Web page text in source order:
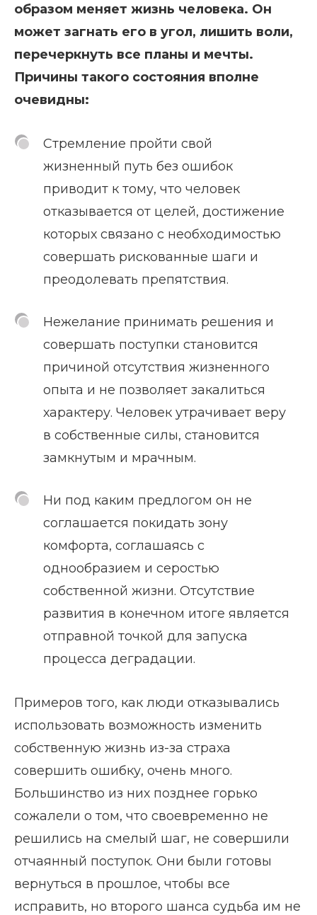
образом меняет жизнь человека. Он
может загнать его в угол, лишить воли,
перечеркнуть все планы и мечты.
Причины такого состояния вполне
очевидны:
Стремление пройти свой
жизненный путь без ошибок
приводит к тому, что человек
отказывается от целей, достижение
которых связано с необходимостью
совершать рискованные шаги и
преодолевать препятствия.
Нежелание принимать решения и
совершать поступки становится
причиной отсутствия жизненного
опыта и не позволяет закалиться
характеру. Человек утрачивает веру
в собственные силы, становится
замкнутым и мрачным.
Ни под каким предлогом он не
соглашается покидать зону
комфорта, соглашаясь с
однообразием и серостью
собственной жизни. Отсутствие
развития в конечном итоге является
отправной точкой для запуска
процесса деградации.
Примеров того, как люди отказывались
использовать возможность изменить
собственную жизнь из-за страха
совершить ошибку, очень много.
Большинство из них позднее горько
сожалели о том, что своевременно не
решились на смелый шаг, не совершили
отчаянный поступок. Они были готовы
вернуться в прошлое, чтобы все
исправить, но второго шанса судьба им не